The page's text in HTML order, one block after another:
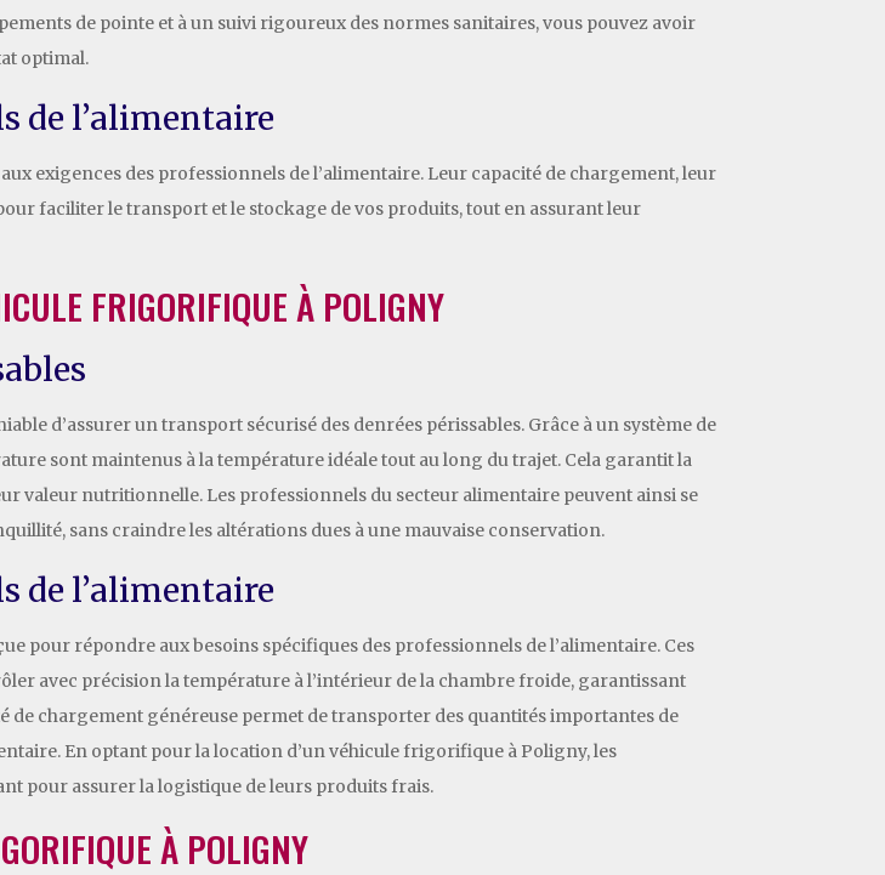
de pointe et à un suivi rigoureux des normes sanitaires, vous pouvez avoir
optimal.
de l’alimentaire
exigences des professionnels de l’alimentaire. Leur capacité de chargement, leur
faciliter le transport et le stockage de vos produits, tout en assurant leur
FRIGORIFIQUE À POLIGNY
d’assurer un transport sécurisé des denrées périssables. Grâce à un système de
sont maintenus à la température idéale tout au long du trajet. Cela garantit la
valeur nutritionnelle. Les professionnels du secteur alimentaire peuvent ainsi se
sans craindre les altérations dues à une mauvaise conservation.
de l’alimentaire
pour répondre aux besoins spécifiques des professionnels de l’alimentaire. Ces
avec précision la température à l’intérieur de la chambre froide, garantissant
de chargement généreuse permet de transporter des quantités importantes de
En optant pour la location d’un véhicule frigorifique à Poligny, les
pour assurer la logistique de leurs produits frais.
À POLIGNY